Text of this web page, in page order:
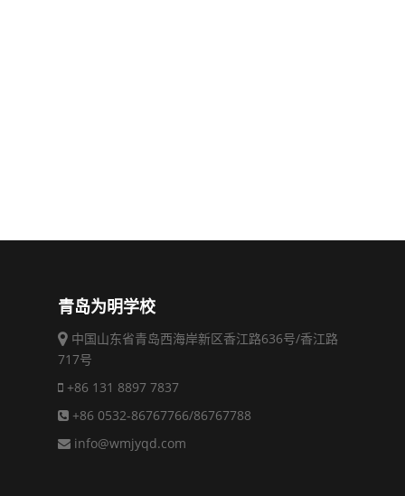
青岛为明学校
中国山东省青岛西海岸新区香江路636号/香江路
717号
+86 131 8897 7837
+86 0532-86767766/86767788
info@wmjyqd.com